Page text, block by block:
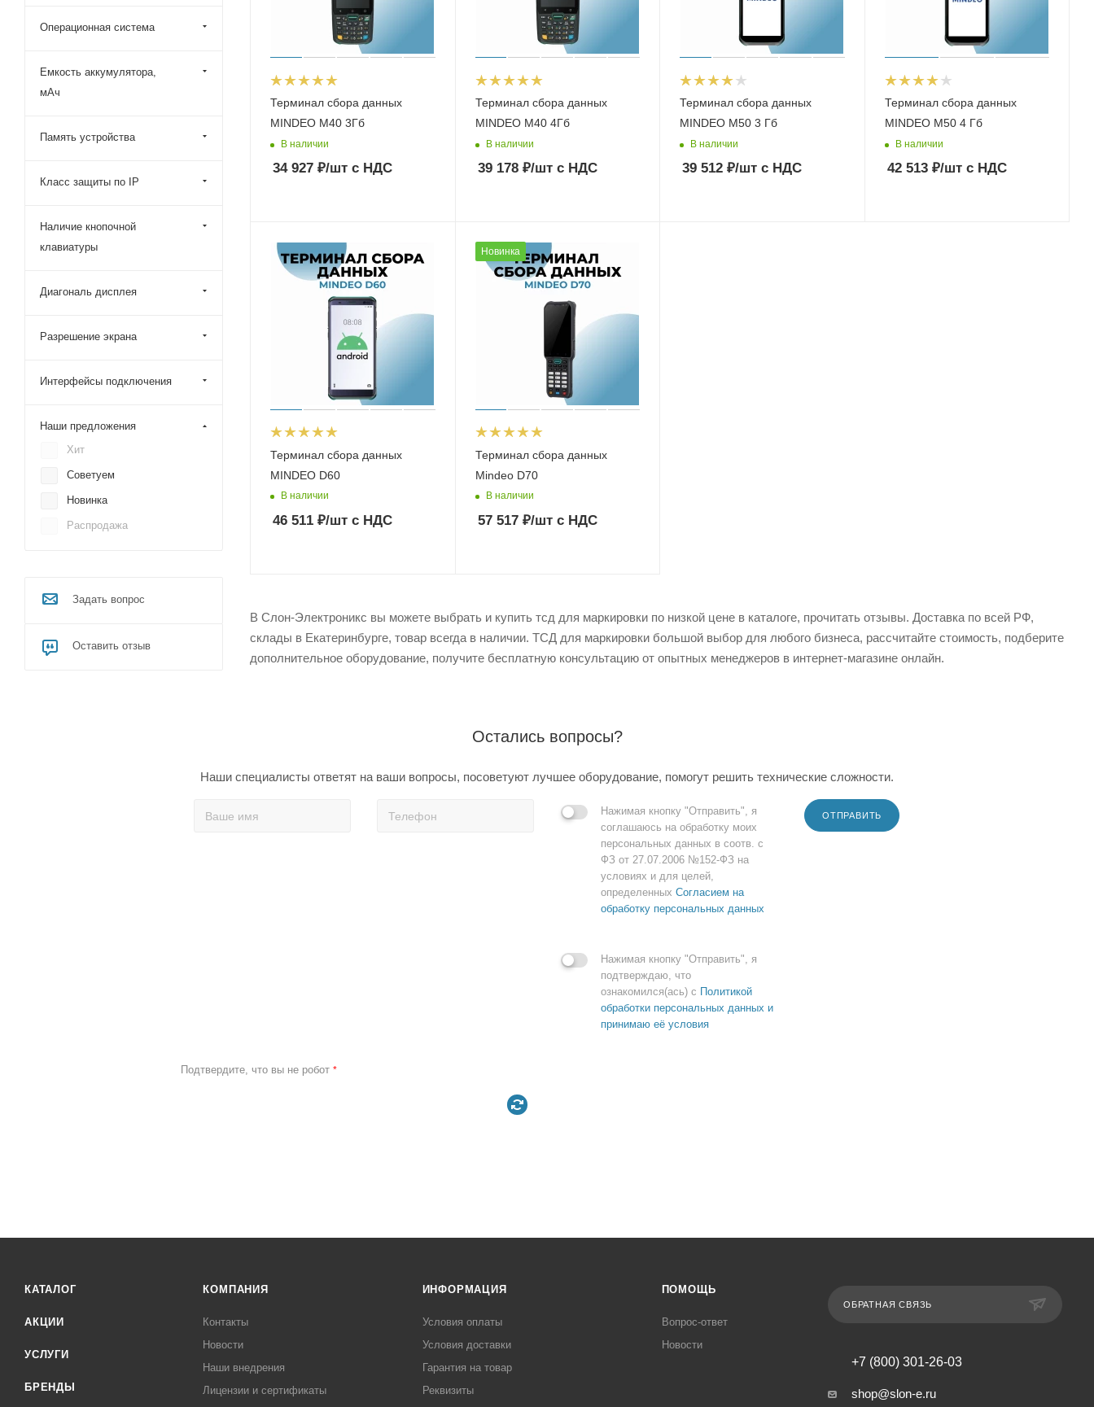
Терминал сбора данных
MINDEO M40 3Гб
В наличии
34 927 ₽/шт с НДС
Терминал сбора данных
MINDEO M40 4Гб
В наличии
39 178₽/штс НДС
Терминал сбора данных
MINDEO M50 3 Гб
В наличии
39 512 ₽/шт с НДС
Терминал сбора данных
MINDEO M50 4 Гб
В наличии
42 513₽/штс НДС
Терминал сбора данных
MINDEO D60
В наличии
46 511 ₽/шт с НДС
Новинка
Терминал сбора данных
Mindeo D70
В наличии
57 517₽/штс НДС
В Слон-Электроникс вы можете выбрать и купить тсд для маркировки по низкой цене в каталоге, прочитать отзывы. Доставка по всей РФ,
склады в Екатеринбурге, товар всегда в наличии. ТСД для маркировки большой выбор для любого бизнеса, рассчитайте стоимость, подберите
дополнительное оборудование, получите бесплатную консультацию от опытных менеджеров в интернет-магазине онлайн.
Операционная система
Емкость аккумулятора,
мАч
Память устройства
Класс защиты по IP
Наличие кнопочной
клавиатуры
Диагональ дисплея
Разрешение экрана
Интерфейсы подключения
Наши предложения
Хит
Советуем
Новинка
Распродажа
Задать вопрос
Оставить отзыв
Остались вопросы?
Наши специалисты ответят на ваши вопросы, посоветуют лучшее оборудование, помогут решить технические сложности.
Нажимая кнопку "Отправить", я
соглашаюсь на обработку моих
персональных данных в соотв. с
ФЗ от 27.07.2006 №152-ФЗ на
условиях и для целей,
определенных Согласием на
обработку персональных данных
Нажимая кнопку "Отправить", я
подтверждаю, что
ознакомился(ась) с Политикой
обработки персональных данных и
принимаю её условия
ОТПРАВИТЬ
Подтвердите, что вы не робот *
КАТАЛОГ
АКЦИИ
УСЛУГИ
БРЕНДЫ
КОМПАНИЯ
Контакты
Новости
Наши внедрения
Лицензии и сертификаты
ИНФОРМАЦИЯ
Условия оплаты
Условия доставки
Гарантия на товар
Реквизиты
ПОМОЩЬ
Вопрос-ответ
Новости
ОБРАТНАЯ СВЯЗЬ
+7 (800) 301-26-03
shop@slon-e.ru